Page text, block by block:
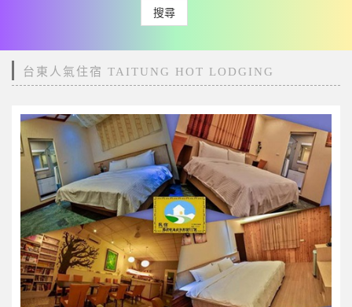
搜尋
台東人氣住宿 TAITUNG HOT LODGING